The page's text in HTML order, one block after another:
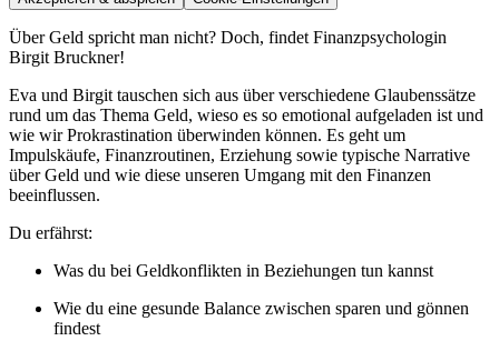
Über Geld spricht man nicht? Doch, findet Finanzpsychologin
Birgit Bruckner!
Eva und Birgit tauschen sich aus über verschiedene Glaubenssätze
rund um das Thema Geld, wieso es so emotional aufgeladen ist und
wie wir Prokrastination überwinden können. Es geht um
Impulskäufe, Finanzroutinen, Erziehung sowie typische Narrative
über Geld und wie diese unseren Umgang mit den Finanzen
beeinflussen.
Du erfährst:
Was du bei Geldkonflikten in Beziehungen tun kannst
Wie du eine gesunde Balance zwischen sparen und gönnen
findest